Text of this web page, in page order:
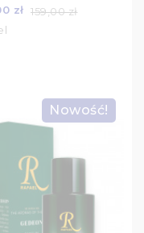
zł 159,00 zł
Nowość!